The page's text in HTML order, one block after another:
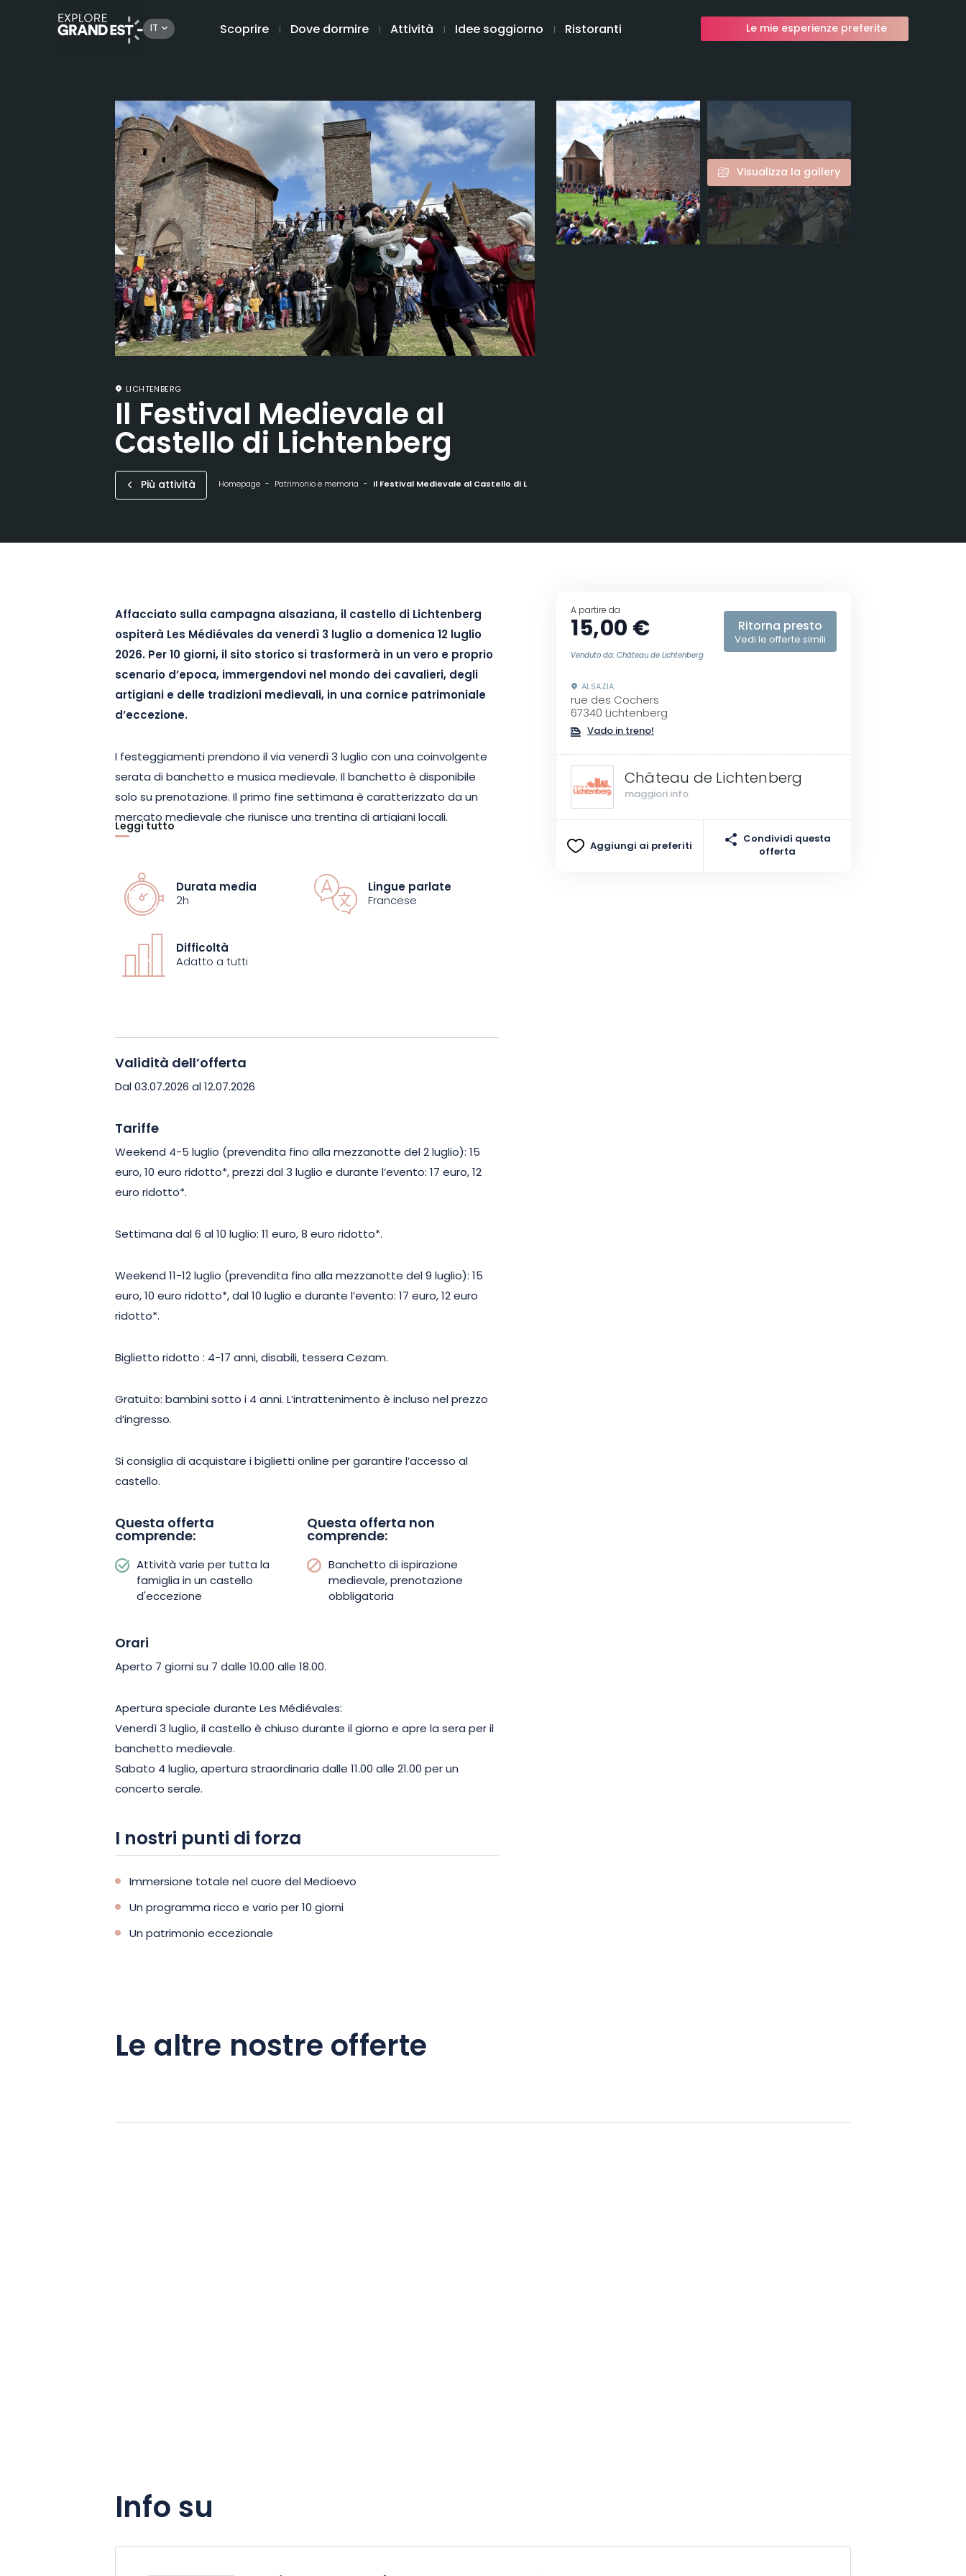
IT Scoprire Dove dormire Attività Idee soggiorno Ristoranti Le mie esperienze preferite
Visualizza la gallery
LICHTENBERG
Il Festival Medievale al
Castello di Lichtenberg
Più attività Homepage Patrimonio e memoria Il Festival Medievale al Castello di Lichtenberg
Affacciato sulla campagna alsaziana, il castello di Lichtenberg
ospiterà Les Médiévales da venerdì 3 luglio a domenica 12 luglio
2026. Per 10 giorni, il sito storico si trasformerà in un vero e proprio
scenario d’epoca, immergendovi nel mondo dei cavalieri, degli
artigiani e delle tradizioni medievali, in una cornice patrimoniale
d’eccezione.
I festeggiamenti prendono il via venerdì 3 luglio con una coinvolgente
serata di banchetto e musica medievale. Il banchetto è disponibile
solo su prenotazione. Il primo fine settimana è caratterizzato da un
mercato medievale che riunisce una trentina di artigiani locali.
Ceramiche, gioielli, costumi, calligrafia e specialità gastronomiche
spettacoli itineranti e giochi in legno creano un’atmosfera amichevole
e partecipativa.
Da lunedì 6 a venerdì 10 luglio, potrete godere di attività quotidiane per
tutta la famiglia: una caccia al tesoro immersiva autoguidata, visite
guidate e nuove attività ogni giorno. Il fine settimana conclusivo è
della regione.
Il Festival Medievale del Castello di Lichtenberg offre un’esperienza
momento di festa e preparate la vostra visita per un vero e proprio
viaggio nel Medioevo.
Leggi tutto
Durata media
2h
Lingue parlate
Francese
Difficoltà
Adatto a tutti
Validità dell’offerta
Dal 03.07.2026 al 12.07.2026
Tariffe
Weekend 4-5 luglio (prevendita fino alla mezzanotte del 2 luglio): 15
euro, 10 euro ridotto*, prezzi dal 3 luglio e durante l’evento: 17 euro, 12
euro ridotto*.
Settimana dal 6 al 10 luglio: 11 euro, 8 euro ridotto*.
Weekend 11-12 luglio (prevendita fino alla mezzanotte del 9 luglio): 15
euro, 10 euro ridotto*, dal 10 luglio e durante l’evento: 17 euro, 12 euro
ridotto*.
Biglietto ridotto : 4-17 anni, disabili, tessera Cezam.
Gratuito: bambini sotto i 4 anni. L’intrattenimento è incluso nel prezzo
d’ingresso.
Si consiglia di acquistare i biglietti online per garantire l’accesso al
castello.
Questa offerta
comprende:
Attività varie per tutta la
famiglia in un castello
d'eccezione
Questa offerta non
comprende:
Banchetto di ispirazione
medievale, prenotazione
obbligatoria
Orari
Aperto 7 giorni su 7 dalle 10.00 alle 18.00.
Apertura speciale durante Les Médiévales:
Venerdì 3 luglio, il castello è chiuso durante il giorno e apre la sera per il
banchetto medievale.
Sabato 4 luglio, apertura straordinaria dalle 11.00 alle 21.00 per un
concerto serale.
I nostri punti di forza
Immersione totale nel cuore del Medioevo
Un programma ricco e vario per 10 giorni
Un patrimonio eccezionale
A partire da
15,00 €
Venduto da: Château de Lichtenberg
Ritorna presto
Vedi le offerte simili
ALSAZIA
rue des Cochers
67340 Lichtenberg
Vado in treno!
Château de Lichtenberg
maggiori info
Aggiungi ai preferiti
Condividi questa
offerta
Le altre nostre offerte
Info su